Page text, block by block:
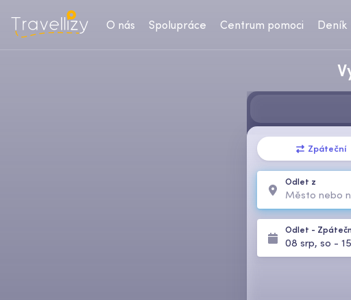
O nás Spolupráce Centrum pomoci Deník
Zpáteční
Odlet z
Odlet -
08 srp, so -